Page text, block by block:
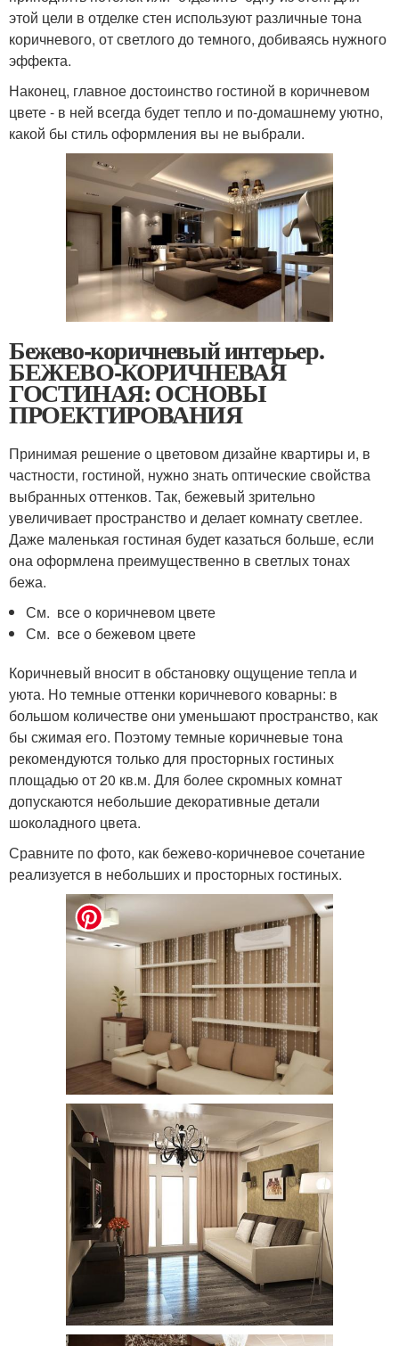
этой цели в отделке стен используют различные тона
коричневого, от светлого до темного, добиваясь нужного
эффекта.
Наконец, главное достоинство гостиной в коричневом
цвете - в ней всегда будет тепло и по-домашнему уютно,
какой бы стиль оформления вы не выбрали.
Бежево-коричневый интерьер.
БЕЖЕВО-КОРИЧНЕВАЯ
ГОСТИНАЯ: ОСНОВЫ
ПРОЕКТИРОВАНИЯ
Принимая решение о цветовом дизайне квартиры и, в
частности, гостиной, нужно знать оптические свойства
выбранных оттенков. Так, бежевый зрительно
увеличивает пространство и делает комнату светлее.
Даже маленькая гостиная будет казаться больше, если
она оформлена преимущественно в светлых тонах
бежа.
См. все о коричневом цвете
См. все о бежевом цвете
Коричневый вносит в обстановку ощущение тепла и
уюта. Но темные оттенки коричневого коварны: в
большом количестве они уменьшают пространство, как
бы сжимая его. Поэтому темные коричневые тона
рекомендуются только для просторных гостиных
площадью от 20 кв.м. Для более скромных комнат
допускаются небольшие декоративные детали
шоколадного цвета.
Сравните по фото, как бежево-коричневое сочетание
реализуется в небольших и просторных гостиных.